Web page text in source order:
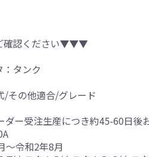
認ください▼▼▼
：タンク
その他適合/グレード
ー受注生産につき約45-60日後
～令和2年8月